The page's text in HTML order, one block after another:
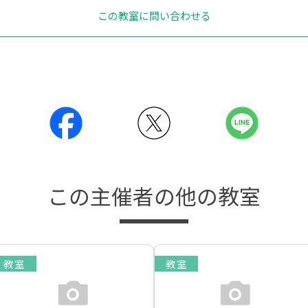
この教室に問い合わせる
この主催者の他の教室
教室 教室